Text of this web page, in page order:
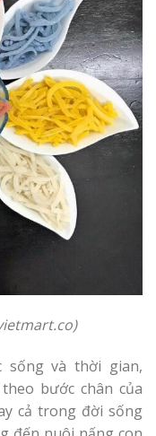
co)
sống và thời gian,
bước chân của
cả trong đời sống